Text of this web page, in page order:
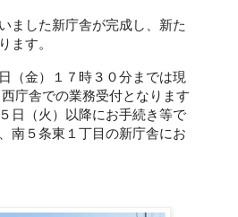
ました新庁舎が完成し、新た
ます。
（金）１７時３０分までは現
庁舎での業務受付となります
日（火）以降にお手続き等で
南５条東１丁目の新庁舎にお